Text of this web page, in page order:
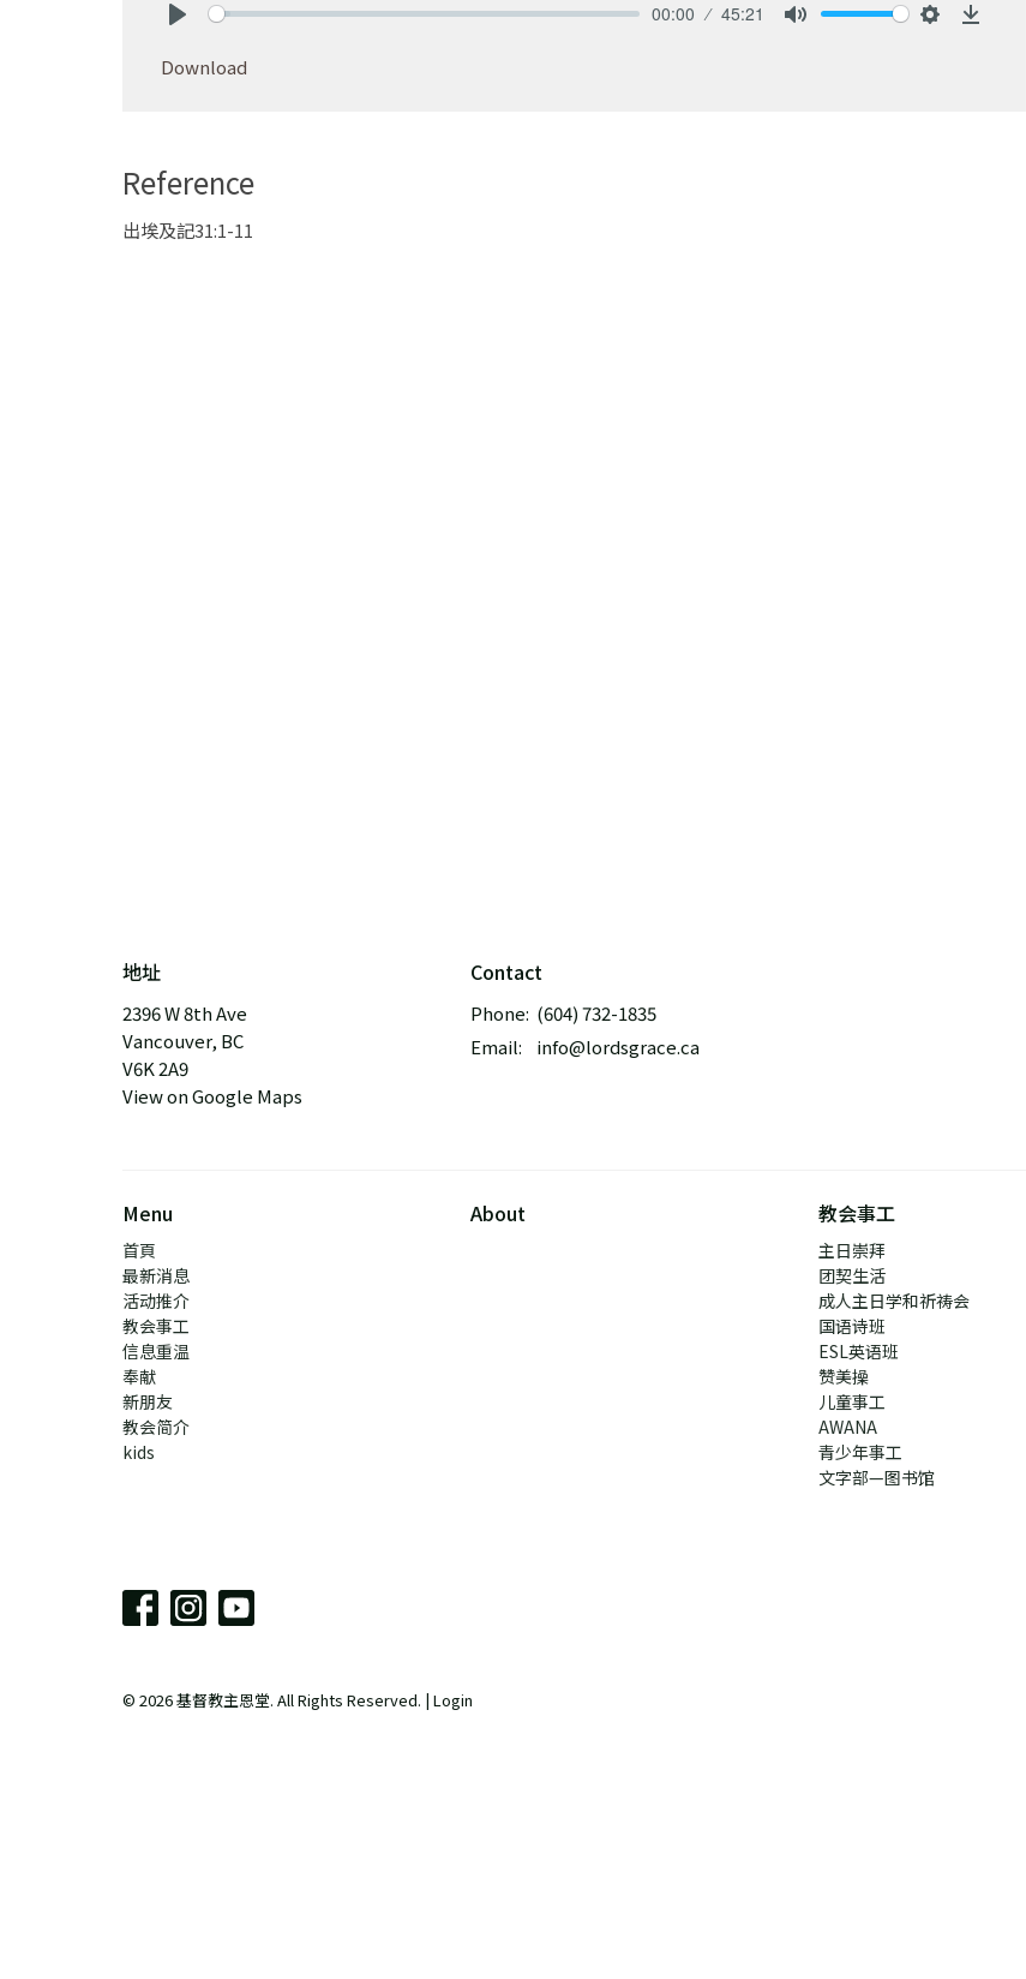
00:00 45:21
Download
Reference
出埃及記31:1-11
地址
2396 W 8th Ave
Vancouver, BC
V6K 2A9
View on Google Maps
Contact
Phone: (604) 732-1835
Email: info@lordsgrace.ca
Menu
首頁
最新消息
活动推介
教会事工
信息重温
奉献
新朋友
教会简介
kids
About 教会事工
主日崇拜
团契生活
成人主日学和祈祷会
国语诗班
ESL英语班
赞美操
儿童事工
AWANA
青少年事工
文字部—图书馆
© 2026 基督教主恩堂. All Rights Reserved. | Login